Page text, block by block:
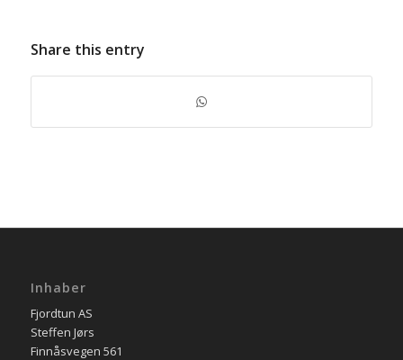
Share this entry
Inhaber
Fjordtun AS
Steffen Jørs
Finnåsvegen 561